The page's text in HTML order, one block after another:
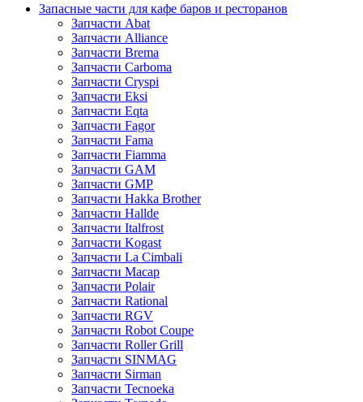
Запасные части для кафе баров и ресторанов
Запчасти Abat
Запчасти Alliance
Запчасти Brema
Запчасти Carboma
Запчасти Cryspi
Запчасти Eksi
Запчасти Eqta
Запчасти Fagor
Запчасти Fama
Запчасти Fiamma
Запчасти GAM
Запчасти GMP
Запчасти Hakka Brother
Запчасти Hallde
Запчасти Italfrost
Запчасти Kogast
Запчасти La Cimbali
Запчасти Macap
Запчасти Polair
Запчасти Rational
Запчасти RGV
Запчасти Robot Coupe
Запчасти Roller Grill
Запчасти SINMAG
Запчасти Sirman
Запчасти Tecnoeka